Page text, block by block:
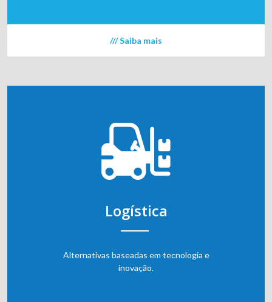
/// Saiba mais
Logística
Alternativas baseadas em tecnologia e
inovação.